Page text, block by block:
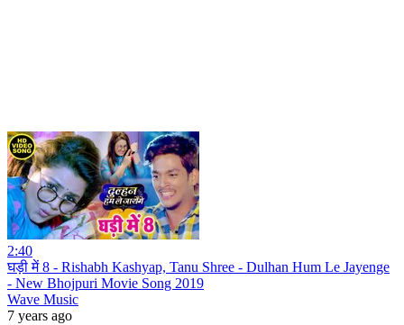
2:40
घड़ी में 8 - Rishabh Kashyap, Tanu Shree - Dulhan Hum Le Jayenge
- New Bhojpuri Movie Song 2019
Wave Music
7 years ago